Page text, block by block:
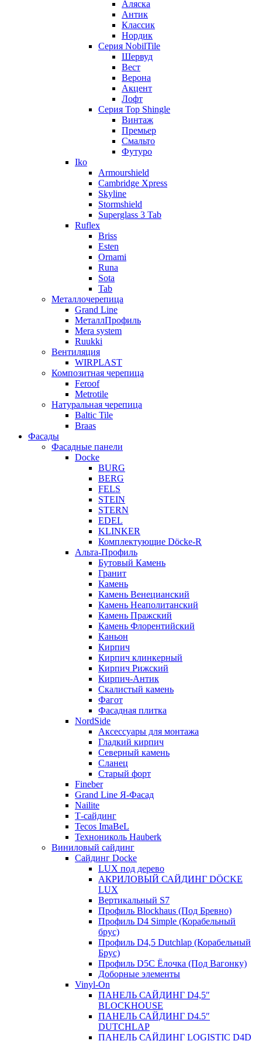
Аляска
Антик
Классик
Нордик
Серия NobilTile
Шервуд
Вест
Верона
Акцент
Лофт
Серия Top Shingle
Винтаж
Премьер
Смальто
Футуро
Iko
Armourshield
Cambridge Xpress
Skyline
Stormshield
Superglass 3 Tab
Ruflex
Briss
Esten
Ornami
Runa
Sota
Tab
Металлочерепица
Grand Line
МеталлПрофиль
Mera system
Ruukki
Вентиляция
WIRPLAST
Композитная черепица
Feroof
Metrotile
Натуральная черепица
Baltic Tile
Braas
Фасады
Фасадные панели
Docke
BURG
BERG
FELS
STEIN
STERN
EDEL
KLINKER
Комплектующие Döcke-R
Альта-Профиль
Бутовый Камень
Гранит
Камень
Камень Венецианский
Камень Неаполитанский
Камень Пражский
Камень Флорентийский
Каньон
Кирпич
Кирпич клинкерный
Кирпич Рижский
Кирпич-Антик
Скалистый камень
Фагот
Фасадная плитка
NordSide
Аксессуары для монтажа
Гладкий кирпич
Северный камень
Сланец
Старый форт
Fineber
Grand Line Я-Фасад
Nailite
Т-сайдинг
Tecos ImaBeL
Технониколь Hauberk
Виниловый сайдинг
Сайдинг Docke
LUX под дерево
АКРИЛОВЫЙ САЙДИНГ DÖCKE
LUX
Вертикальный S7
Профиль Blockhaus (Под Бревно)
Профиль D4 Simple (Корабельный
брус)
Профиль D4,5 Dutchlap (Корабельный
Брус)
Профиль D5C Ёлочка (Под Вагонку)
Доборные элементы
Vinyl-On
ПАНЕЛЬ САЙДИНГ D4,5″
BLOCKHOUSE
ПАНЕЛЬ САЙДИНГ D4.5″
DUTCHLAP
ПАНЕЛЬ САЙДИНГ LOGISTIC D4D